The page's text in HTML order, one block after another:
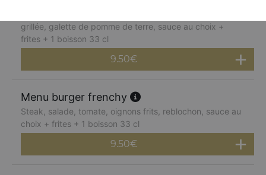
grillée, galette de pomme de terre, sauce au choix +
frites + 1 boisson 33 cl
9.50€
Menu burger frenchy
Steak, salade, tomate, oignons frits, reblochon, sauce au
choix + frites + 1 boisson 33 cl
9.50€